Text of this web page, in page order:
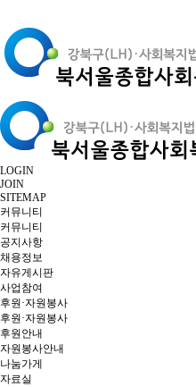
LOGIN
JOIN
SITEMAP
커뮤니티
커뮤니티
공지사항
채용정보
자유게시판
사업참여
후원·자원봉사
후원·자원봉사
후원안내
자원봉사안내
나눔가게
자료실